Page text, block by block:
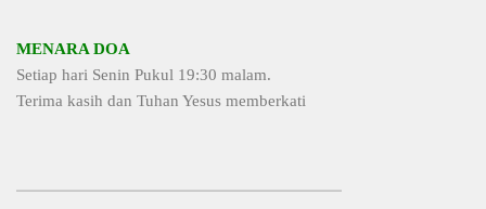
MENARA DOA
Setiap hari Senin Pukul 19:30 malam.
Terima kasih dan Tuhan Yesus memberkati